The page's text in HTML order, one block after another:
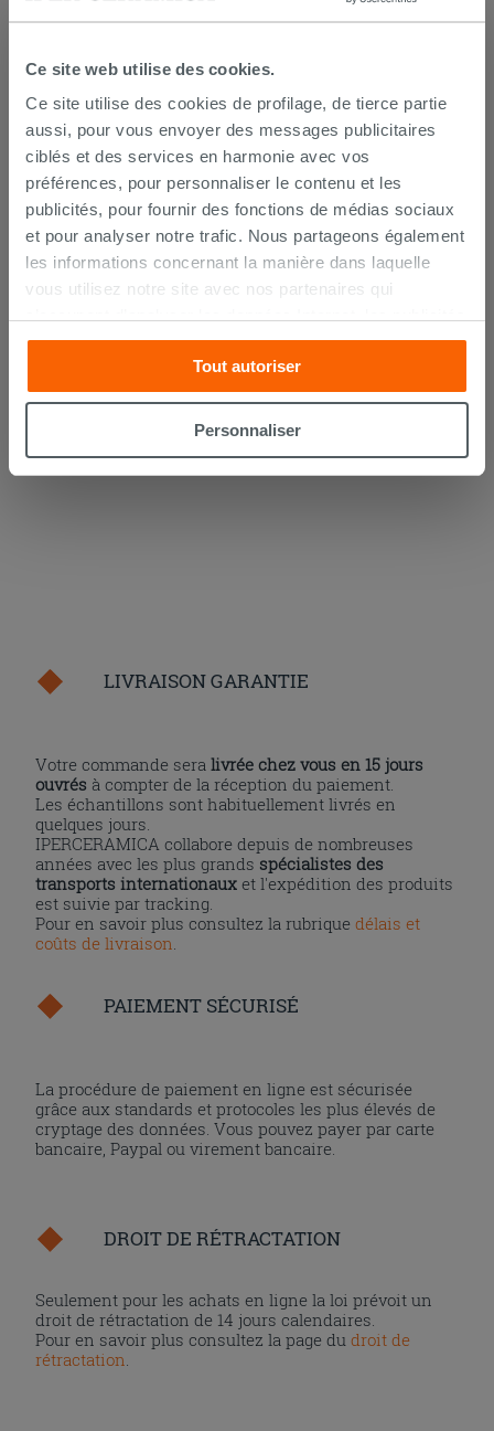
Ce site web utilise des cookies.
Ce site utilise des cookies de profilage, de tierce partie
aussi, pour vous envoyer des messages publicitaires
ciblés et des services en harmonie avec vos
préférences, pour personnaliser le contenu et les
publicités, pour fournir des fonctions de médias sociaux
et pour analyser notre trafic. Nous partageons également
les informations concernant la manière dans laquelle
vous utilisez notre site avec nos partenaires qui
et les réseaux sociaux. Lesdits partenaires pourraient
combiner ces informations avec d’autres que vous leur
avez fournies ou qu’ils ont recueillies à partir de votre
utilisation sur leurs services. Si vous souhaitez en savoir
cookies, ou à quelques-uns seulement,cliquez iciou
Tout autoriser
Personnaliser
PROMO
Shui 140 cm h200 Ext 137,5/138,5
311,17 € /PC414,90 € -25,00 %
AJOUTER AU PANIER
LIVRAISON GARANTIE
Votre commande seralivrée chez vous en 15 jours
ouvrés à compter de la réception du paiement.
Les échantillons sont habituellement livrés en
quelques jours.
IPERCERAMICA collabore depuis de nombreuses
années avec les plus grands spécialistes des
transports internationaux et l'expédition des produits
est suivie par tracking.
Pour en savoir plus consultez la rubriquedélais et
coûts de livraison
PAIEMENT SÉCURISÉ
La procédure de paiement en ligne est sécurisée
grâce aux standards et protocoles les plus élevés de
cryptage des données. Vous pouvez payer par carte
bancaire, Paypal ou virement bancaire.
DROIT DE RÉTRACTATION
Seulement pour les achats en ligne la loi prévoit un
droit de rétractation de 14 jours calendaires.
Pour en savoir plus consultez la page dudroit de
rétractation